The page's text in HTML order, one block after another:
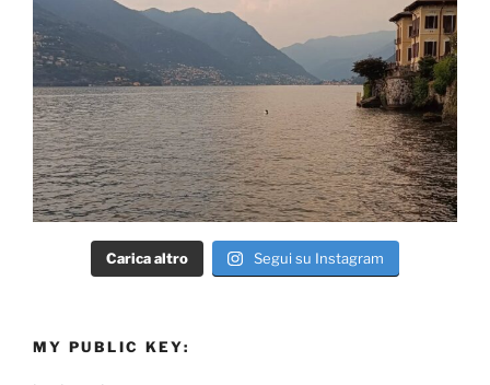
Carica altro Segui su Instagram
MY PUBLIC KEY: